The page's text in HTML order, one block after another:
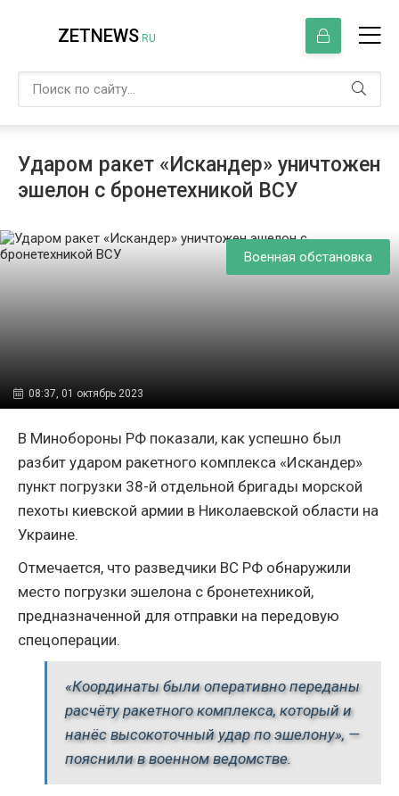
ZETNEWS.RU
Ударом ракет «Искандер» уничтожен
эшелон с бронетехникой ВСУ
Военная обстановка
08:37, 01 октябрь 2023
В Минобороны РФ показали, как успешно был
разбит ударом ракетного комплекса «Искандер»
пункт погрузки 38-й отдельной бригады морской
пехоты киевской армии в Николаевской области на
Украине.
Отмечается, что разведчики ВС РФ обнаружили
место погрузки эшелона с бронетехникой,
предназначенной для отправки на передовую
спецоперации.
«Координаты были оперативно переданы
расчёту ракетного комплекса, который и
нанёс высокоточный удар по эшелону», —
пояснили в военном ведомстве.